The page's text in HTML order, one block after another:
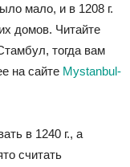
мало, и в 1208 г.
домов. Читайте
тогда вам
на сайте Mystanbul-
в 1240 г., а
считать